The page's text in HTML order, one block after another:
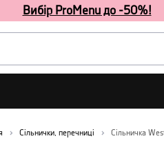
Вибір ProMenu до -50%!
Сільнички, перечниці Сільничка